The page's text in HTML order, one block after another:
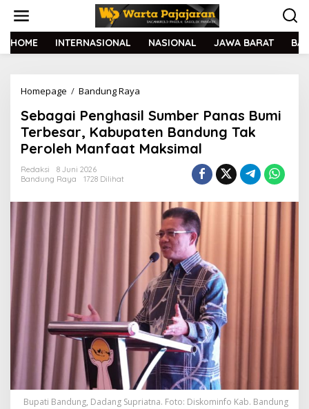
t
HOME INTERNASIONAL NASIONAL JAWA BARAT
Homepage / Bandung Raya
a
g
a
n
l
S
u
m
b
e
r
P
a
n
a
Sebagai Penghasil Sumber Panas Bumi
Terbesar, Kabupaten Bandung Tak
Peroleh Manfaat Maksimal
Redaksi
8 Juni 2026
Bandung Raya
1728 Dilihat
Bupati Bandung, Dadang Supriatna. Foto: Diskominfo Kab. Bandung